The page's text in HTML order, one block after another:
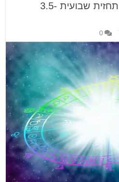
הורוסקופ/אסטרולוגיה: תחזית שבועית 3.5-
0